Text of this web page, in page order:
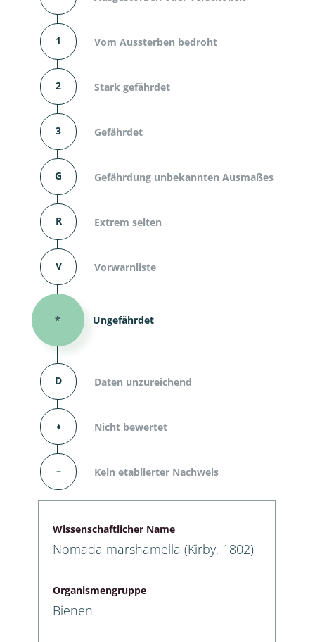
1 Vom Aussterben bedroht
2 Stark gefährdet
3 Gefährdet
G Gefährdung unbekannten Ausmaßes
R Extrem selten
V Vorwarnliste
* Ungefährdet
D Daten unzureichend
⬧ Nicht bewertet
– Kein etablierter Nachweis
Wissenschaftlicher Name
Nomada marshamella (Kirby, 1802)
Organismengruppe
Bienen